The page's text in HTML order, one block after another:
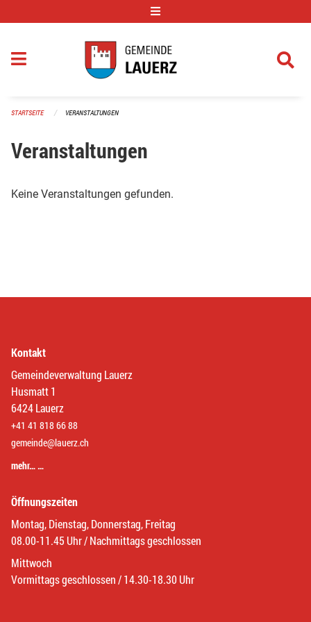
STARTSEITE VERANSTALTUNGEN
Veranstaltungen
Keine Veranstaltungen gefunden.
Kontakt
Gemeindeverwaltung Lauerz
Husmatt 1
6424 Lauerz
+41 41 818 66 88
gemeinde@lauerz.ch
mehr… …
Öffnungszeiten
Montag, Dienstag, Donnerstag, Freitag
08.00-11.45 Uhr / Nachmittags geschlossen
Mittwoch
Vormittags geschlossen / 14.30-18.30 Uhr